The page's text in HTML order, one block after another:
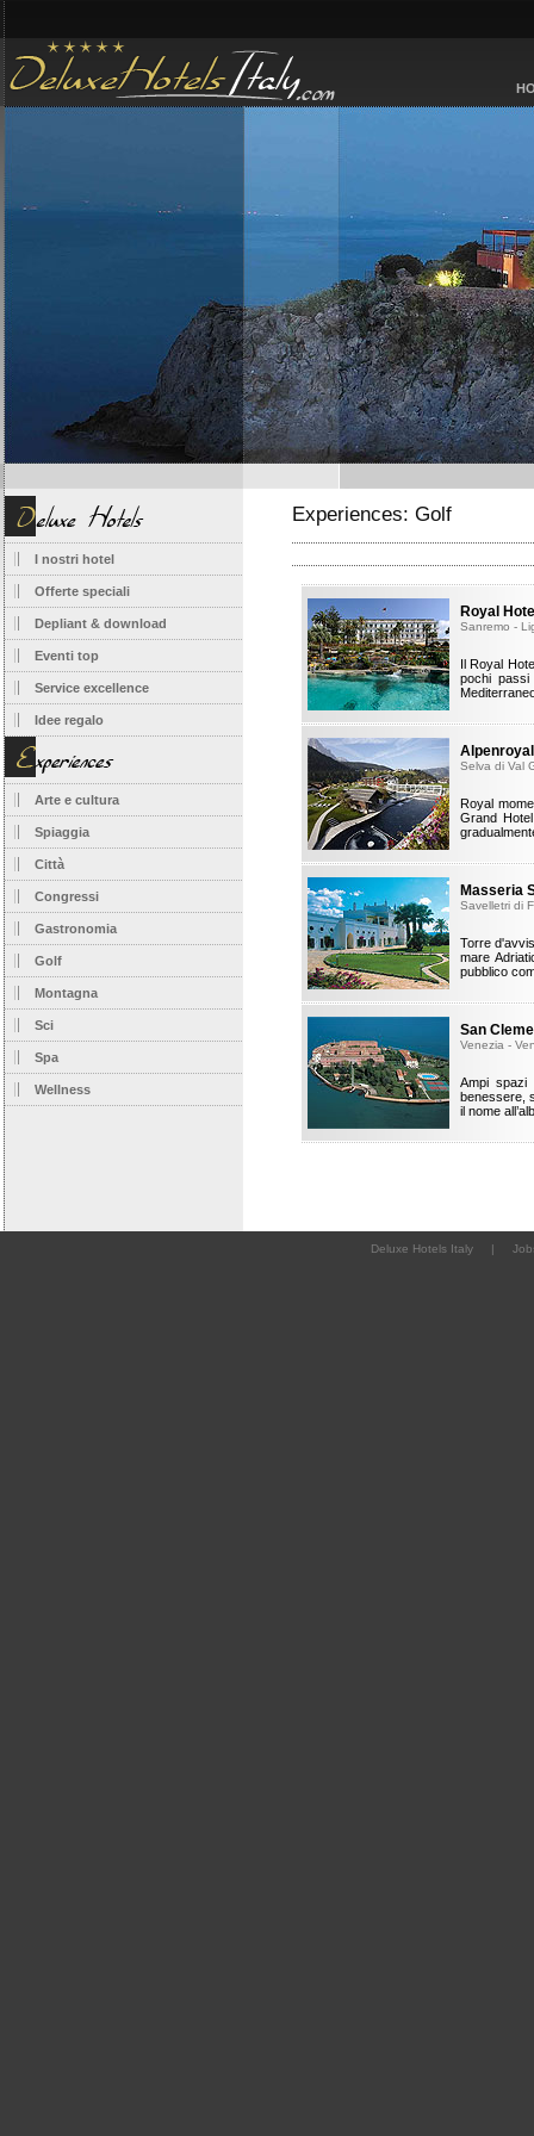
I nostri hotel
Offerte speciali
Depliant & download
Eventi top
Service excellence
Idee regalo
Arte e cultura
Spiaggia
Città
Congressi
Gastronomia
Golf
Montagna
Sci
Spa
Wellness
Experiences: Golf
Royal
Sanremo -
Il Royal
pochi
Selva di Val
Royal
Grand
Masseria
Savelletri di
Torre
mare
pubblico
San
Venezia -
Ampi
benessere,
il nome
Deluxe Hotels Italy |